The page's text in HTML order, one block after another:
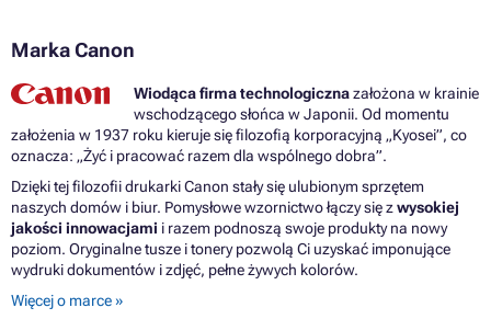
Marka Canon
Wiodąca firma technologicznazałożona w krainie
wschodzącego słońca w Japonii. Od momentu
założenia w 1937 roku kieruje się filozofią korporacyjną „Kyosei”, co
oznacza: „Żyć i pracować razem dla wspólnego dobra”.
Dzięki tej filozofii drukarki Canon stały się ulubionym sprzętem
naszych domów i biur. Pomysłowe wzornictwo łączy się zwysokiej
jakości innowacjami i razem podnoszą swoje produkty na nowy
poziom. Oryginalne tusze i tonery pozwolą Ci uzyskać imponujące
wydruki dokumentów i zdjęć, pełne żywych kolorów.
Więcej o marce »